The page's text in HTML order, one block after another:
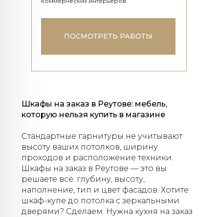
ПОСМОТРЕТЬ РАБОТЫ
Шкафы на заказ в Реутове: мебель,
которую нельзя купить в магазине
Стандартные гарнитуры не учитывают
высоту ваших потолков, ширину
проходов и расположение техники.
Шкафы на заказ в Реутове — это вы
решаете всё: глубину, высоту,
наполнение, тип и цвет фасадов. Хотите
шкаф-купе до потолка с зеркальными
дверями? Сделаем. Нужна кухня на заказ